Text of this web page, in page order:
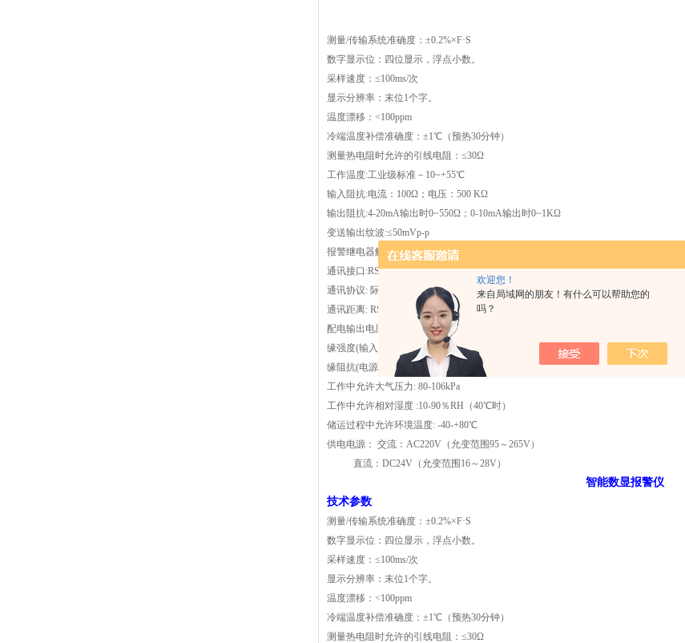
欢迎您！
来自局域网的朋友！有什么可以帮助您的
吗？
测量/传输系统准确度 ： ±0.2%×F·S
数字显示位：四位显示，浮点小数。
采样速度：≤100ms/次
显示分辨率：末位1个字。
温度漂移：<100ppm
冷端温度补偿准确度：±1℃（预热30分钟）
测量热电阻时允许的引线电阻：≤30Ω
工作温度:工业级标准－10~+55℃
输入阻抗:电流：100Ω；电压：500 KΩ
输出阻抗:4-20mA输出时0~550Ω；0-10mA输出时0~1KΩ
变送输出纹波:≤50mVp-p
报警继电器触点容量：AC220V ，1A；DC24V，2A（阻性负载）
通讯接口:RS232 或 RS485
通讯协议: 际标准的MODBUS-RTU协议
通讯距离: RS485：节点数≤256（不加中继时），距离≤1000米（波率9600时）
配电输出电压:
DC24±1V50mA，过流自动保护
缘强度(输入/输出/通讯/电源之间)：不小于1500V.AC分钟
缘阻抗(电源/输入/输出/通讯之间): 不小于100MΩ
工作中允许大气压力: 80-106kPa
工作中允许相对湿度 :10-90％RH（40℃时）
储运过程中允许环境温度: -40-+80℃
供电电源： 交流 ： AC220V（允变范围95～265V）
直流：DC24V（允变范围16～28V）
智能数显报警仪
技术参数
测量/传输系统准确度 ： ±0.2%×F·S
数字显示位：四位显示，浮点小数。
采样速度：≤100ms/次
显示分辨率：末位1个字。
温度漂移：<100ppm
冷端温度补偿准确度：±1℃（预热30分钟）
测量热电阻时允许的引线电阻：≤30Ω